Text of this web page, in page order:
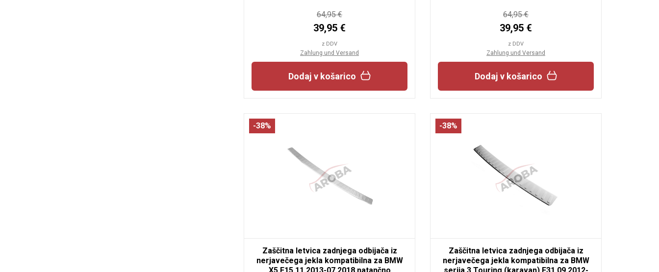
64,95 €
39,95 €
z DDV
Zahlung und Versand
Dodaj v košarico
64,95 €
39,95 €
z DDV
Zahlung und Versand
Dodaj v košarico
-38%
Zaščitna letvica zadnjega odbijača iz
nerjavečega jekla kompatibilna za BMW
-38%
Zaščitna letvica zadnjega odbijača iz
nerjavečega jekla kompatibilna za BMW